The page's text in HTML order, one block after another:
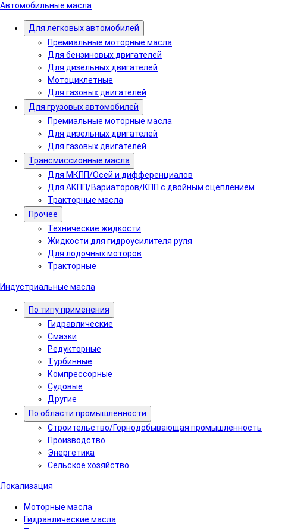
Автомобильные масла
Для легковых автомобилей
Премиальные моторные масла
Для бензиновых двигателей
Для дизельных двигателей
Мотоциклетные
Для газовых двигателей
Для грузовых автомобилей
Премиальные моторные масла
Для дизельных двигателей
Для газовых двигателей
Трансмиссионные масла
Для МКПП/Осей и дифференциалов
Для АКПП/Вариаторов/КПП с двойным сцеплением
Тракторные масла
Прочее
Технические жидкости
Жидкости для гидроусилителя руля
Для лодочных моторов
Тракторные
Индустриальные масла
По типу применения
Гидравлические
Cмазки
Редукторные
Турбинные
Компрессорные
Судовые
Другие
По области промышленности
Строительство/Горнодобывающая промышленность
Производство
Энергетика
Сельское хозяйство
Локализация
Моторные масла
Гидравлические масла